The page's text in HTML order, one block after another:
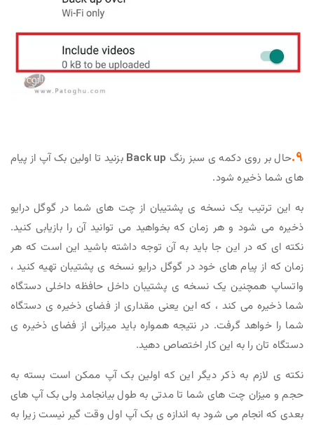
9. حال بر روی دکمه ی سبز رنگ Back up بزنید تا اولین بک آپ از پیام
های شما ذخیره شود.
به این ترتیب یک نسخه ی پشتیبان از چت های شما در گوگل درایو
ذخیره می شود و هر زمان که بخواهید می توانید آن را بازیابی کنید.
نکته ای که در این جا باید به آن توجه داشته باشید این است که هر
زمان که از پیام های خود در گوگل درایو نسخه ی پشتیبان تهیه کنید ،
واتساپ همچنین یک نسخه ی پشتیبان داخل حافظه داخلی دستگاه
شما ذخیره می کند ، که این یعنی مقداری از فضای ذخیره ی دستگاه
شما را خواهد گرفت. در نتیجه همواره باید میزانی از فضای ذخیره ی
دستگاه تان را به این کار اختصاص دهید.
نکته ی لازم به ذکر دیگر این که اولین بک آپ ممکن است بسته به
حجم و میزان چت های شما تا مدتی به طول بیانجامد ولی بک آپ های
بعدی که انجام می شود به اندازه ی بک آپ اول وقت گیر نیست زیرا به